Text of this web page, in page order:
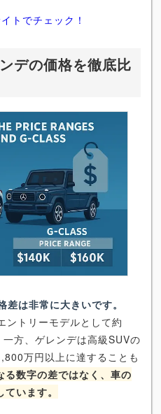
トでチェック！
デの価格を徹底比
は非常に大きいです。
ントリーモデルとして約
方、ゲレンデは高級SUVの
万円以上に達することも
る数字の差ではなく、車の
います。